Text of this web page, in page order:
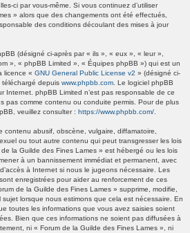
ci par vous-même. Si vous continuez d’utiliser
» alors que des changements ont été effectués,
des conditions découlant des mises à jour
(désigné ci-après par « ils », « eux », « leur »,
», « phpBB Limited », « Équipes phpBB ») qui est un
licence « GNU General Public License v2 » (désigné ci-
depuis www.phpbb.com . Le logiciel phpBB
Internet. phpBB Limited n’est pas responsable de ce
pas comme contenu ou conduite permis. Pour de plus
veuillez consulter : https://www.phpbb.com/
abusif, obscène, vulgaire, diffamatoire,
ou tout autre contenu qui peut transgresser les lois
la Guilde des Fines Lames » est hébergé ou les lois
à un bannissement immédiat et permanent, avec
à Internet si nous le jugeons nécessaire. Les
enregistrées pour aider au renforcement de ces
de la Guilde des Fines Lames » supprime, modifie,
sujet lorsque nous estimons que cela est nécessaire. En
toutes les informations que vous avez saisies soient
Bien que ces informations ne soient pas diffusées à
ni « Forum de la Guilde des Fines Lames », ni